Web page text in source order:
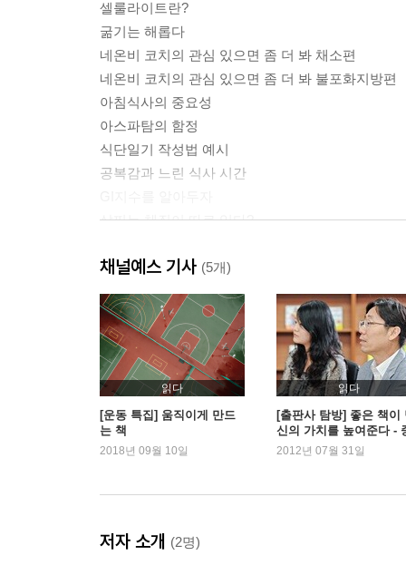
셀룰라이트란?
굶기는 해롭다
네온비 코치의 관심 있으면 좀 더 봐 채소편
네온비 코치의 관심 있으면 좀 더 봐 불포화지방편
아침식사의 중요성
아스파탐의 함정
식단일기 작성법 예시
공복감과 느린 식사 시간
살찌는 체질이 따로 있다?
원 푸드 다이어트의 위험성
다이어트에는 육류는 나쁠까?
음식의 열량을 판단하는 방법
간식은 무엇을 먹을까?
치팅 데이의 개념
물을 많이 마시면 좋은 이유
본문편
지방은 줄이고 근육을 늘려야 진정한 다이어트의
식품 영양 표시와 칼로리의 실제
채널예스 기사 (5개)
읽다
[운동 특집] 움직이게 만드
는 책
2018년 09월 10일
읽다
[출판사 탐방] 좋은 책이
신의 가치를 높여준다 -
앙북스
2012년 07월 31일
저자 소개 (2명)